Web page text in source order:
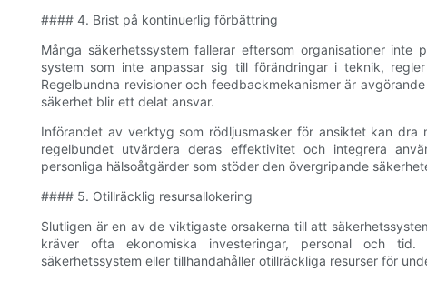
#### 4. Brist på kontinuerlig förbättring
Många säkerhetssystem fallerar eftersom organisationer
system som inte anpassar sig till förändringar i teknik,
Regelbundna revisioner och feedbackmekanismer är
säkerhet blir ett delat ansvar.
Införandet av verktyg som rödljusmasker för ansiktet kan
regelbundet utvärdera deras effektivitet och integrera
personliga hälsoåtgärder som stöder den övergripande
#### 5. Otillräcklig resursallokering
Slutligen är en av de viktigaste orsakerna till att
kräver ofta ekonomiska investeringar, personal och
säkerhetssystem eller tillhandahåller otillräckliga resurser för